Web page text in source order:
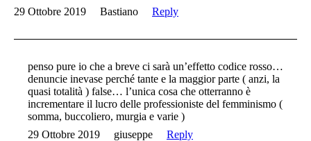
29 Ottobre 2019
Bastiano Reply
penso pure io che a breve ci sarà un’effetto codice rosso…
denuncie inevase perché tante e la maggior parte ( anzi, la
quasi totalità ) false… l’unica cosa che otterranno è
incrementare il lucro delle professioniste del femminismo (
somma, buccoliero, murgia e varie )
29 Ottobre 2019
giuseppe Reply